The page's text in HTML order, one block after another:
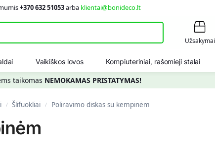
+370 632 51053arba klientai@bonideco.lt
Užsakymai
Vaikiškos lovos Kompiuteriniai, rašomieji stalai
taikomas NEMOKAMAS PRISTATYMAS!
/ Šlifuokliai / Poliravimo diskas su kempinėm